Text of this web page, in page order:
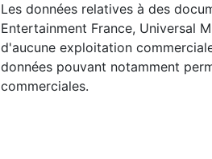
Les données relatives à des
Entertainment France, Universal
d'aucune exploitation
données pouvant notamment
commerciales.